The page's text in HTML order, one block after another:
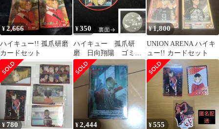
¥2,666
ハイキュー!! 孤爪研磨
カードセット
¥350
ハイキュー 孤爪研
磨 日向翔陽 ゴミ捨
て場の決戦 コースタ
ー シークレット レ
ア
¥1,800
UNION ARENA ハイキ
ュー!! カードセット
¥780 ¥2,444 ¥555